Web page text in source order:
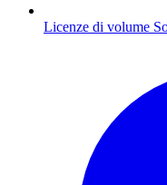
Licenze di volume